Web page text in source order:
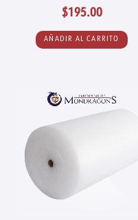
$195.00
AÑADIR AL CARRITO